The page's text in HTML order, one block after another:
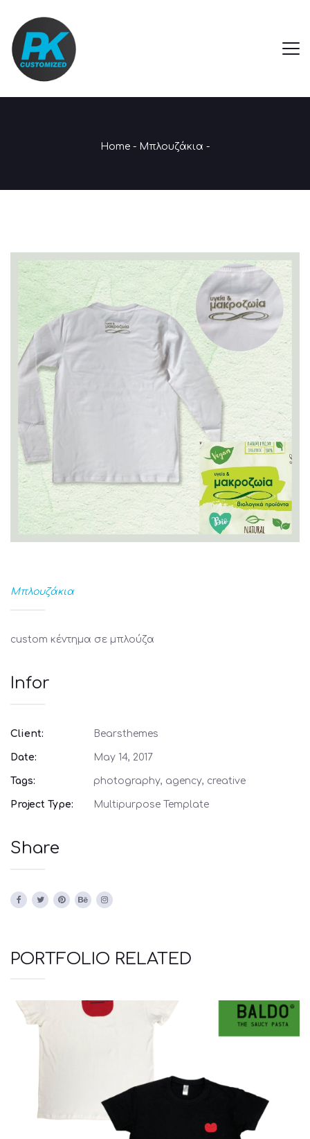
Home - Μπλουζάκια -
Μπλουζάκια
custom κέντημα σε μπλούζα
Infor
Client: Bearsthemes
Date: May 14, 2017
Tags: photography, agency, creative
Project Type: Multipurpose Template
Share
PORTFOLIO RELATED